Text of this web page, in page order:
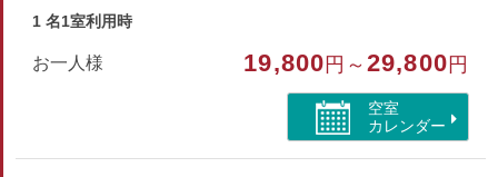
海外ドラマに必ず登場【猫足バスタブ】
※小学生未満のお子様のご利用できません
1 名1室利用時
お一人様 19,800 円～29,800 円
空室
カレンダー